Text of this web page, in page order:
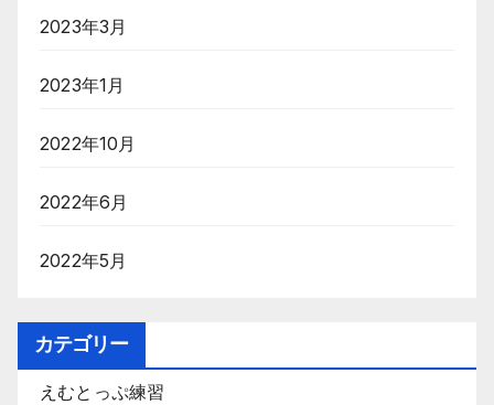
2023年3月
2023年1月
2022年10月
2022年6月
2022年5月
カテゴリー
えむとっぷ練習